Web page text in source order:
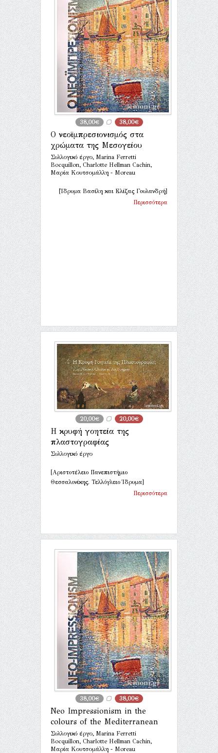
38,00€ 38,00€
Ο νεοϊμπρεσιονισμός στα
χρώματα της Μεσογείου
Συλλογικό έργο, Marina Ferretti
Bocquillon, Charlotte Hellman Cachin,
Μαρία Κουτσομάλλη - Moreau
[Ίδρυμα Βασίλη και Ελίζας Γουλανδρή]
Περισσότερα
20,00€ 20,00€
Η κρυφή γοητεία της
πλαστογραφίας
Συλλογικό έργο
[Αριστοτέλειο Πανεπιστήμιο
Θεσσαλονίκης. Τελλόγλειο Ίδρυμα]
Περισσότερα
38,00€ 38,00€
Neo Impressionism in the
colours of the Mediterranean
Συλλογικό έργο, Marina Ferretti
Bocquillon, Charlotte Hellman Cachin,
Μαρία Κουτσομάλλη - Moreau